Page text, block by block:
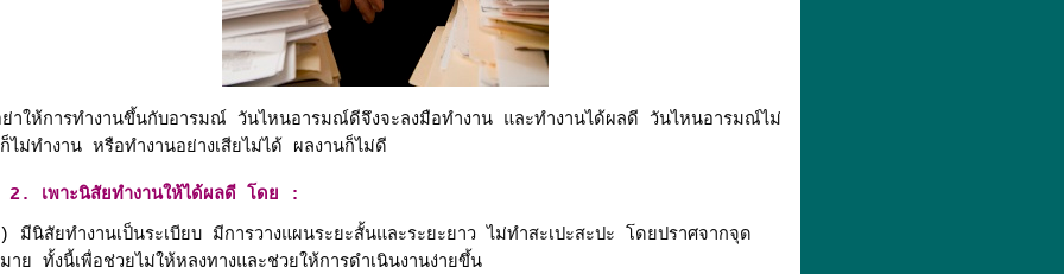
าให้การทำงานขึ้นกับอารมณ์ วันไหนอารมณ์ดีจึงจะลงมือทำงาน และทำงานได้ผลดี วันไหนอารมณ์ไม่
ไม่ทำงาน หรือทำงานอย่างเสียไม่ได้ ผลงานก็ไม่ดี
2. เพาะนิสัยทำงานให้ได้ผลดี โดย :
มีนิสัยทำงานเป็นระเบียบ มีการวางแผนระยะสั้นและระยะยาว ไม่ทำสะเปะสะปะ โดยปราศจากจุด
าย ทั้งนี้เพื่อช่วยไม่ให้หลงทางและช่วยให้การดำเนินงานง่ายขึ้น